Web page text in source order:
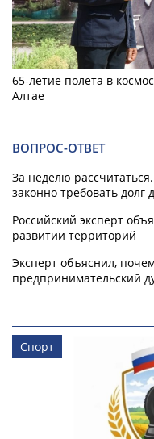
65-летие полета в
Алтае
ВОПРОС-ОТВЕТ
За неделю
законно требовать долг
Российский эксперт
развитии территорий
Эксперт объяснил,
предпринимательский
Спорт